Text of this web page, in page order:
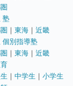
塾
｜ 東海 ｜ 近畿
個別指導塾
｜ 東海 ｜ 近畿
｜ 中学生 ｜ 小学生